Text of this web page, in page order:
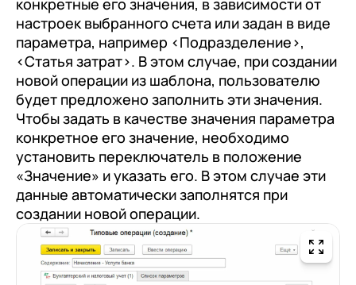
конкретные его значения, в зависимости от
настроек выбранного счета или задан в виде
параметра, например <Подразделение>,
<Статья затрат>. В этом случае, при создании
новой операции из шаблона, пользователю
будет предложено заполнить эти значения.
Чтобы задать в качестве значения параметра
конкретное его значение, необходимо
установить переключатель в положение
«Значение» и указать его. В этом случае эти
данные автоматически заполнятся при
создании новой операции.
+7 Номер телефона
Отправить
Я даю согласие на обработку Персональных
данныхв соответствии с
Политикой
Конфиденциальности
+7 Номер телефона
Отправить
Я даю согласие на обработкуПерсональных
данныхв соответствии сПолитикой
Конфиденциальности
+7 Номер телефона
Отправить
Я даю согласие на обработкуПерсональных
данныхв соответствии сПолитикой
Конфиденциальности
Перейти в корзину
Продолжить покупки